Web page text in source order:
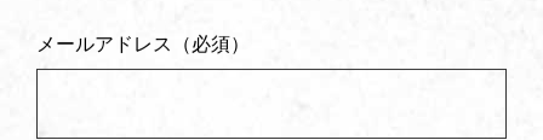
メールアドレス（必須）